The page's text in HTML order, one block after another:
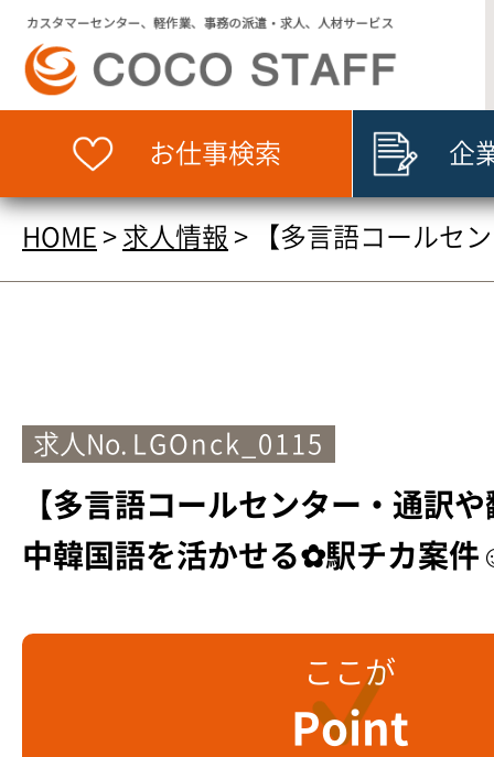
お仕事検索 企
HOME > 求人情報 > 【多言語コールセ
求人No. LGOnck_0115
【多言語コールセンター・通訳
中韓国語を活かせる✿駅チカ案
ここが
Point